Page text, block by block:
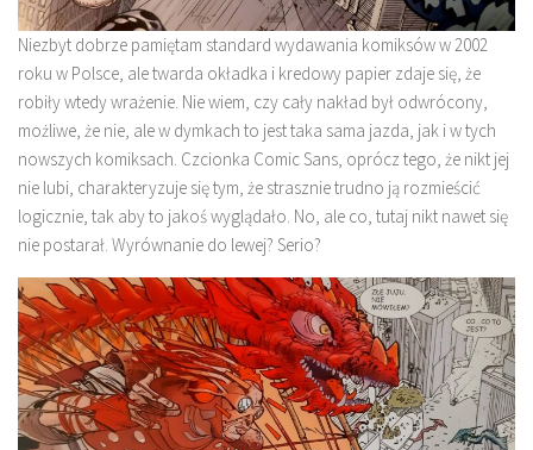
Niezbyt dobrze pamiętam standard wydawania komiksów w 2002
roku w Polsce, ale twarda okładka i kredowy papier zdaje się, że
robiły wtedy wrażenie. Nie wiem, czy cały nakład był odwrócony,
możliwe, że nie, ale w dymkach to jest taka sama jazda, jak i w tych
nowszych komiksach. Czcionka Comic Sans, oprócz tego, że nikt jej
nie lubi, charakteryzuje się tym, że strasznie trudno ją rozmieścić
logicznie, tak aby to jakoś wyglądało. No, ale co, tutaj nikt nawet się
nie postarał. Wyrównanie do lewej? Serio?